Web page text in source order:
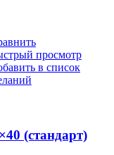
просмотр
в список
(стандарт)